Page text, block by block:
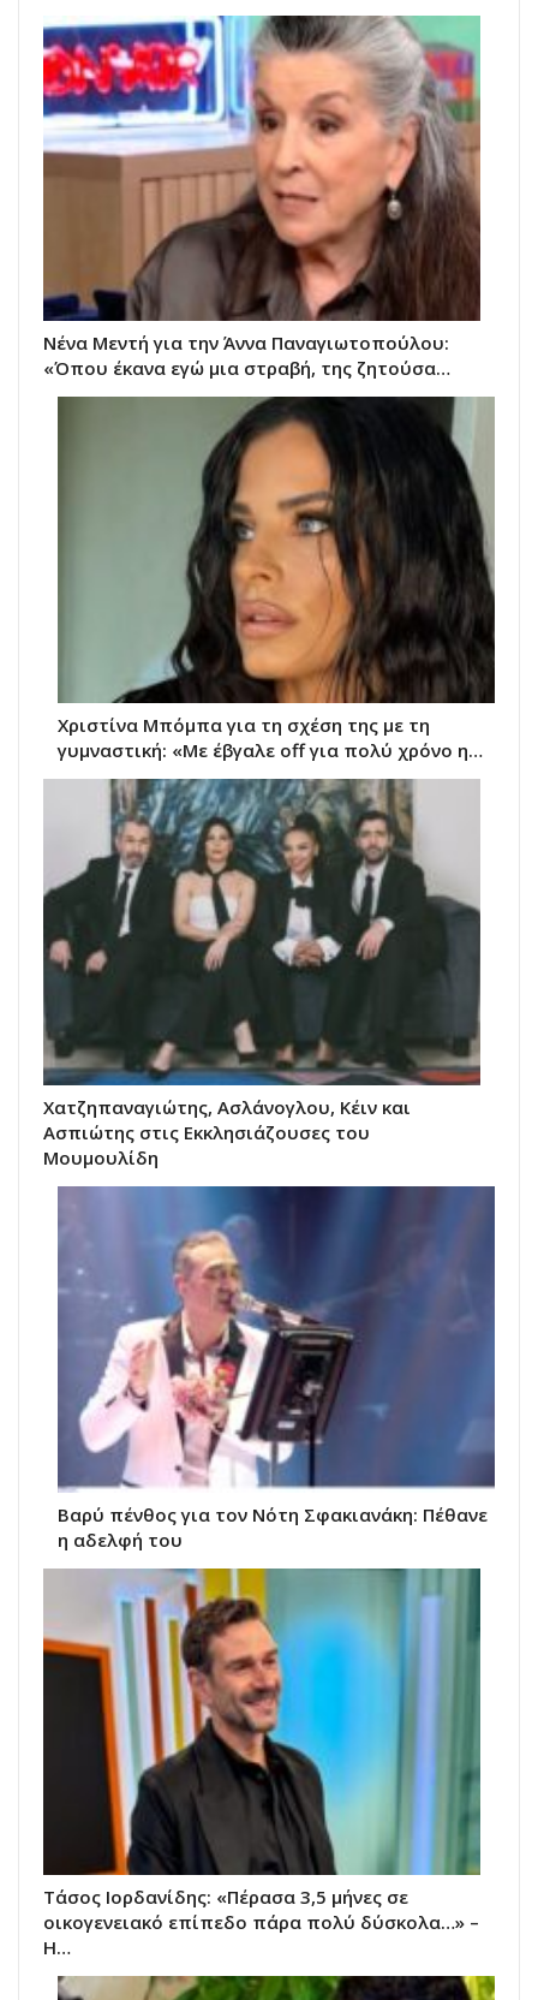
Νένα Μεντή για την Άννα Παναγιωτοπούλου:
«Όπου έκανα εγώ μια στραβή, της ζητούσα…
Χριστίνα Μπόμπα για τη σχέση της με τη
γυμναστική: «Με έβγαλε off για πολύ χρόνο η…
Χατζηπαναγιώτης, Ασλάνογλου, Κέιν και
Ασπιώτης στις Εκκλησιάζουσες του
Μουμουλίδη
Βαρύ πένθος για τον Νότη Σφακιανάκη: Πέθανε
η αδελφή του
Τάσος Ιορδανίδης: «Πέρασα 3,5 μήνες σε
οικογενειακό επίπεδο πάρα πολύ δύσκολα…» –
Η…